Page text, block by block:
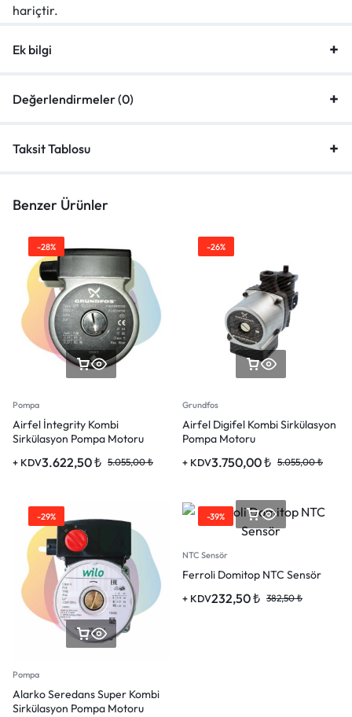
hariçtir.
Ek bilgi
Değerlendirmeler (0)
Taksit Tablosu
Benzer Ürünler
-28%
Pompa
Airfel İntegrity Kombi
Sirkülasyon Pompa Motoru
3.622,50₺ 5.055,00₺
+ KDV
-26%
Grundfos
Airfel Digifel Kombi Sirkülasyon
Pompa Motoru
3.750,00₺ 5.055,00₺
+ KDV
-29%
Pompa
Alarko Seredans Super Kombi
Sirkülasyon Pompa Motoru
-39%
NTC Sensör
Ferroli Domitop NTC Sensör
232,50₺ 382,50₺
+ KDV